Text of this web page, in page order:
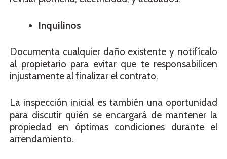
Inquilinos
Documenta cualquier daño existente y notifícalo
al propietario para evitar que te responsabilicen
injustamente al finalizar el contrato.
La inspección inicial es también una oportunidad
para discutir quién se encargará de mantener la
propiedad en óptimas condiciones durante el
arrendamiento.